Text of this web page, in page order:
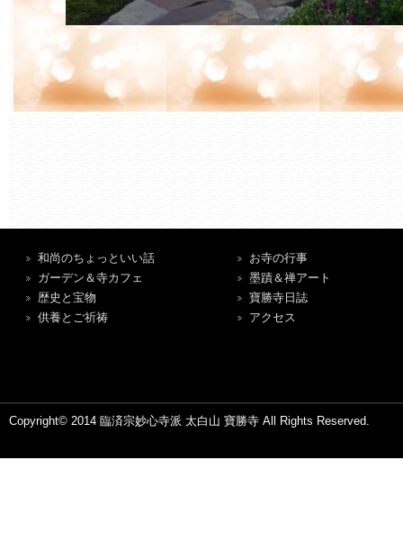
和尚のちょっといい話
ガーデン＆寺カフェ
歴史と宝物
供養とご祈祷
お寺の行事
墨蹟＆禅アート
寶勝寺日誌
アクセス
Copyright© 2014 臨済宗妙心寺派 太白山 寶勝寺 All Rights Reserved.